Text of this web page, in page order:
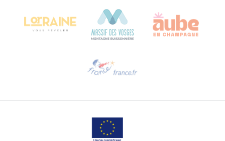
Sprechen Sie uns per E-Mail an